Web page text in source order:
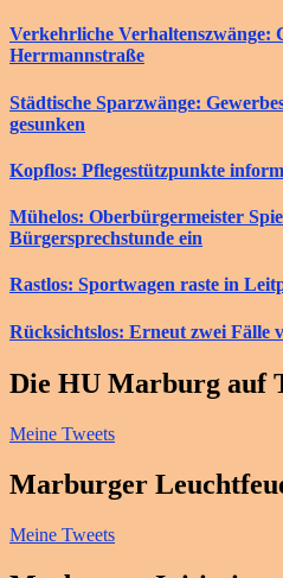
Verkehrliche
Herrmannstraße
Städtische Sparzwänge:
gesunken
Kopflos: Pflegestützpunkte
Mühelos: Oberbürgermeister
Bürgersprechstunde ein
Rastlos: Sportwagen raste in
Rücksichtslos: Erneut zwei Fälle
Die HU Marburg auf
Meine Tweets
Marburger
Meine Tweets